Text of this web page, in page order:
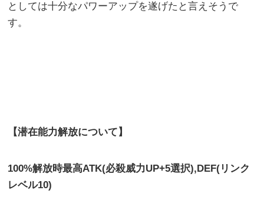
としては十分なパワーアップを遂げたと言えそうで
す。
【潜在能力解放について】
100%解放時最高ATK(必殺威力UP+5選択),DEF(リンク
レベル10)